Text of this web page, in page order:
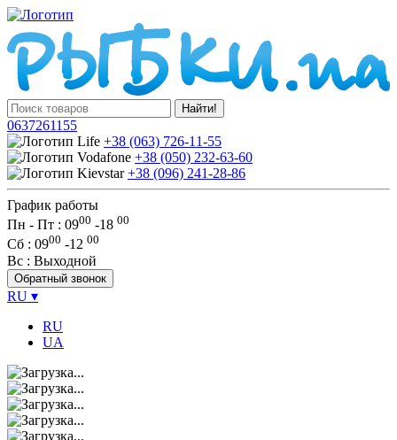
Найти!
0637261155
+38 (063) 726-11-55
+38 (050) 232-63-60
+38 (096) 241-28-86
График работы
Пн - Пт : 0900 -18 00
Сб : 0900 -12 00
Вс : Выходной
Обратный звонок
RU ▾
RU
UA